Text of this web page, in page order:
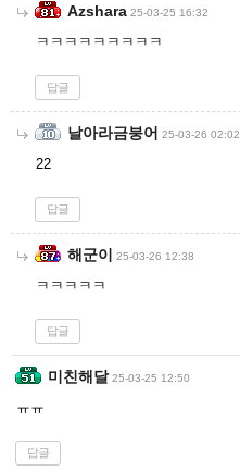
Azshara 25-03-25 16:32
ㅋㅋㅋㅋㅋㅋㅋㅋㅋ
답글
날아라금붕어 25-03-26 02:02
22
답글
해군이 25-03-26 12:38
ㅋㅋㅋㅋㅋ
답글
미친해달 25-03-25 12:50
ㅠㅠ
답글